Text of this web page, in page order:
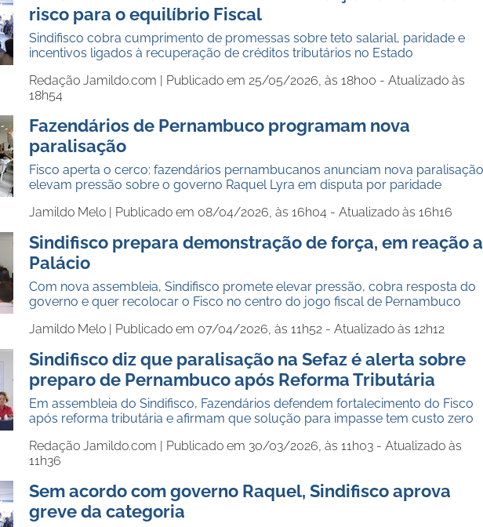
risco para o equilíbrio Fiscal
Sindifisco cobra cumprimento de promessas sobre teto salarial, paridade e
incentivos ligados à recuperação de créditos tributários no Estado
Redação Jamildo.com | Publicado em 25/05/2026, às 18h00 - Atualizado às
18h54
Fazendários de Pernambuco programam nova
paralisação
Fisco aperta o cerco: fazendários pernambucanos anunciam nova
elevam pressão sobre o governo Raquel Lyra em disputa por paridade
Jamildo Melo | Publicado em 08/04/2026, às 16h04 - Atualizado às 16h16
Sindifisco prepara demonstração de força, em reação
Palácio
Com nova assembleia, Sindifisco promete elevar pressão, cobra resposta do
governo e quer recolocar o Fisco no centro do jogo fiscal de Pernambuco
Jamildo Melo | Publicado em 07/04/2026, às 11h52 - Atualizado às 12h12
Sindifisco diz que paralisação na Sefaz é alerta sobre
preparo de Pernambuco após Reforma Tributária
Em assembleia do Sindifisco, Fazendários defendem fortalecimento do Fisco
após reforma tributária e afirmam que solução para impasse tem custo zero
Redação Jamildo.com | Publicado em 30/03/2026, às 11h03 - Atualizado às
11h36
Sem acordo com governo Raquel, Sindifisco aprova
greve da categoria